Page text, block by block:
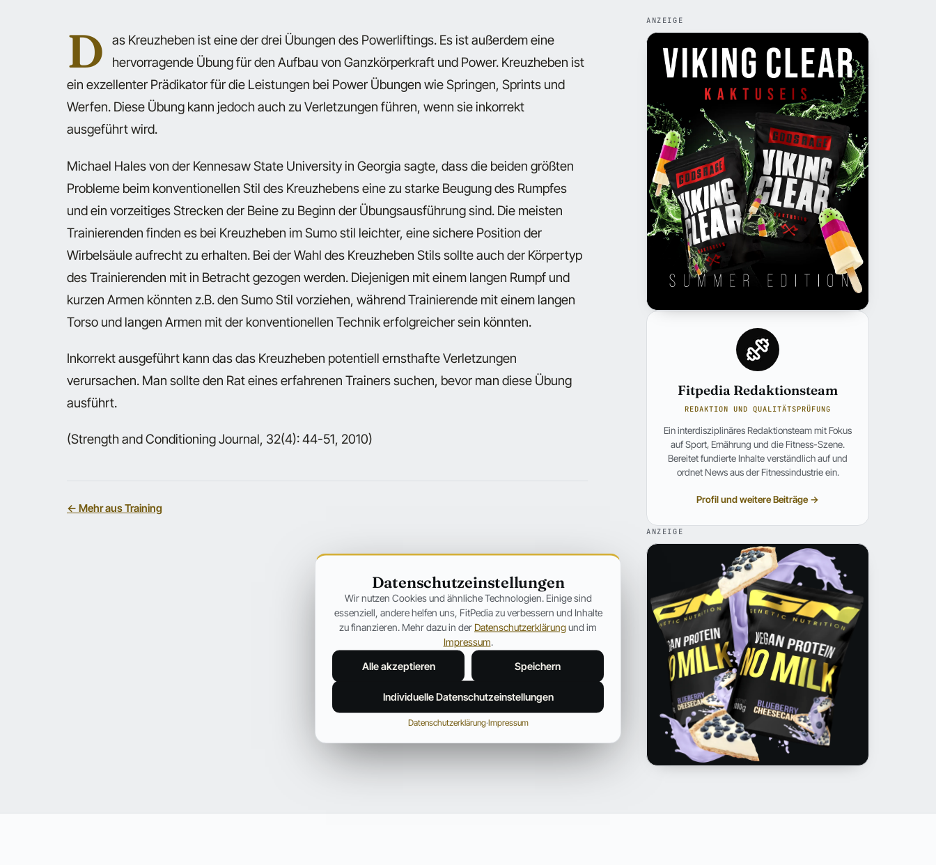
D
as Kreuzheben ist eine der drei Übungen des Powerliftings. Es ist außerdem eine
hervorragende Übung für den Aufbau von Ganzkörperkraft und Power. Kreuzheben ist
ein exzellenter Prädikator für die Leistungen bei Power Übungen wie Springen, Sprints und
Werfen. Diese Übung kann jedoch auch zu Verletzungen führen, wenn sie inkorrekt
ausgeführt wird.
Michael Hales von der Kennesaw State University in Georgia sagte, dass die beiden größten
Probleme beim konventionellen Stil des Kreuzhebens eine zu starke Beugung des Rumpfes
und ein vorzeitiges Strecken der Beine zu Beginn der Übungsausführung sind. Die meisten
Trainierenden finden es bei Kreuzheben im Sumo stil leichter, eine sichere Position der
Wirbelsäule aufrecht zu erhalten. Bei der Wahl des Kreuzheben Stils sollte auch der Körpertyp
des Trainierenden mit in Betracht gezogen werden. Diejenigen mit einem langen Rumpf und
kurzen Armen könnten z.B. den Sumo Stil vorziehen, während Trainierende mit einem langen
Torso und langen Armen mit der konventionellen Technik erfolgreicher sein könnten.
Inkorrekt ausgeführt kann das das Kreuzheben potentiell ernsthafte Verletzungen
verursachen. Man sollte den Rat eines erfahrenen Trainers suchen, bevor man diese Übung
ausführt.
(Strength and Conditioning Journal, 32(4): 44-51, 2010)
← Mehr aus Training
ANZEIGE
Fitpedia Redaktionsteam
REDAKTION UND QUALITÄTSPRÜFUNG
Ein interdisziplinäres Redaktionsteam mit Fokus
auf Sport, Ernährung und die Fitness-Szene.
Bereitet fundierte Inhalte verständlich auf und
ordnet News aus der Fitnessindustrie ein.
Profil und weitere Beiträge →
ANZEIGE
Datenschutzeinstellungen
Wir nutzen Cookies und ähnliche Technologien. Einige sind
essenziell, andere helfen uns, FitPedia zu verbessern und Inhalte
zu finanzieren. Mehr dazu in der Datenschutzerklärungund im
Impressum
Alle akzeptieren Speichern
Individuelle Datenschutzeinstellungen
Datenschutzerklärung·Impressum